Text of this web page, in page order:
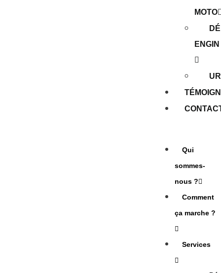
MOTO
Qui
sommes-
nous ?
Comment
ça marche ?
Services